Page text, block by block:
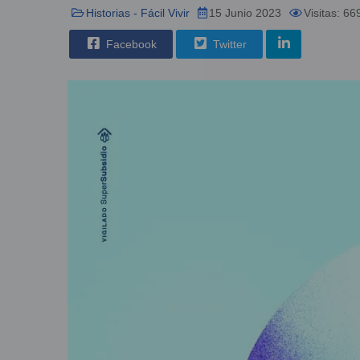
Historias - Fácil Vivir 15 Junio 2023 Visitas:
Facebook Twitter